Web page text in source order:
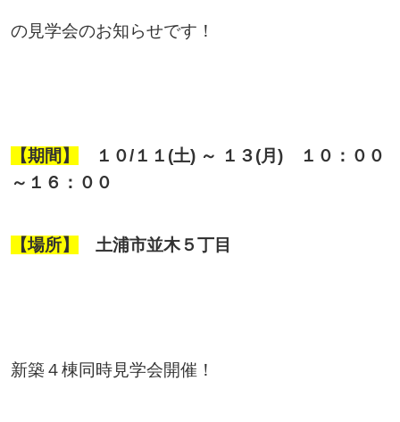
の見学会のお知らせです！
【期間】 １０/１１(土) ～ １３(月) １０：００
～１６：００
【場所】 土浦市並木５丁目
新築４棟同時見学会開催！